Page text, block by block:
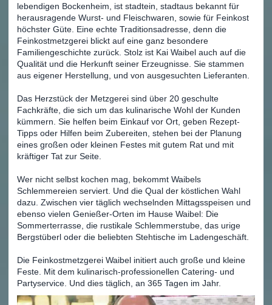
lebendigen Bockenheim, ist stadtein, stadtaus bekannt für
herausragende Wurst- und Fleischwaren, sowie für Feinkost
höchster Güte. Eine echte Traditionsadresse, denn die
Feinkostmetzgerei blickt auf eine ganz besondere
Familiengeschichte zurück. Stolz ist Kai Waibel auch auf die
Qualität und die Herkunft seiner Erzeugnisse. Sie stammen
aus eigener Herstellung, und von ausgesuchten Lieferanten.
Das Herzstück der Metzgerei sind über 20 geschulte
Fachkräfte, die sich um das kulinarische Wohl der Kunden
kümmern. Sie helfen beim Einkauf vor Ort, geben Rezept-
Tipps oder Hilfen beim Zubereiten, stehen bei der Planung
eines großen oder kleinen Festes mit gutem Rat und mit
kräftiger Tat zur Seite.
Wer nicht selbst kochen mag, bekommt Waibels
Schlemmereien serviert. Und die Qual der köstlichen Wahl
dazu. Zwischen vier täglich wechselnden Mittagsspeisen und
ebenso vielen Genießer-Orten im Hause Waibel: Die
Sommerterrasse, die rustikale Schlemmerstube, das urige
Bergstüberl oder die beliebten Stehtische im Ladengeschäft.
Die Feinkostmetzgerei Waibel initiert auch große und kleine
Feste. Mit dem kulinarisch-professionellen Catering- und
Partyservice. Und dies täglich, an 365 Tagen im Jahr.